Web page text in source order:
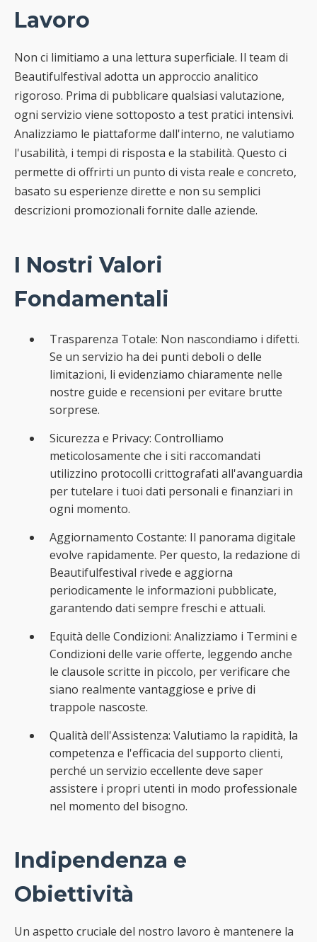
Lavoro
Non ci limitiamo a una lettura superficiale. Il team di
Beautifulfestival adotta un approccio analitico
rigoroso. Prima di pubblicare qualsiasi valutazione,
ogni servizio viene sottoposto a test pratici intensivi.
Analizziamo le piattaforme dall'interno, ne valutiamo
l'usabilità, i tempi di risposta e la stabilità. Questo ci
permette di offrirti un punto di vista reale e concreto,
basato su esperienze dirette e non su semplici
descrizioni promozionali fornite dalle aziende.
I Nostri Valori
Fondamentali
Trasparenza Totale: Non nascondiamo i difetti.
Se un servizio ha dei punti deboli o delle
limitazioni, li evidenziamo chiaramente nelle
nostre guide e recensioni per evitare brutte
sorprese.
Sicurezza e Privacy: Controlliamo
meticolosamente che i siti raccomandati
utilizzino protocolli crittografati all'avanguardia
per tutelare i tuoi dati personali e finanziari in
ogni momento.
Aggiornamento Costante: Il panorama digitale
evolve rapidamente. Per questo, la redazione di
Beautifulfestival rivede e aggiorna
periodicamente le informazioni pubblicate,
garantendo dati sempre freschi e attuali.
Equità delle Condizioni: Analizziamo i Termini e
Condizioni delle varie offerte, leggendo anche
le clausole scritte in piccolo, per verificare che
siano realmente vantaggiose e prive di
trappole nascoste.
Qualità dell'Assistenza: Valutiamo la rapidità, la
competenza e l'efficacia del supporto clienti,
perché un servizio eccellente deve saper
assistere i propri utenti in modo professionale
nel momento del bisogno.
Indipendenza e
Obiettività
Un aspetto cruciale del nostro lavoro è mantenere la